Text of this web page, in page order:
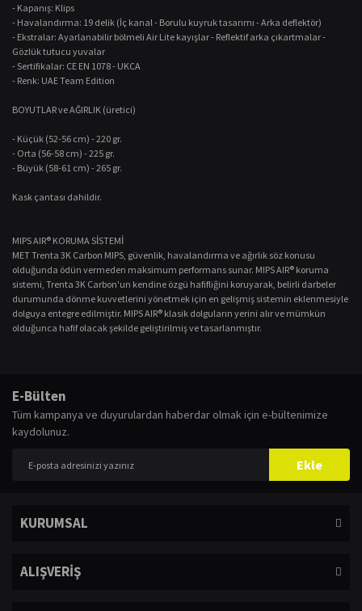
- Kapanış: Klips
- Havalandırma: 19 delik (İç kanal - Borulu kuyruk tasarımı - Arka deflektör)
- Ekstralar: Ayarlanabilir bölmeli Air Lite kayışlar - Reflektif arka çıkartmalar -
Gözlük tutucu yuvalar
- Sertifikalar: CE EN 1078 - UKCA
- Renk: UAE Team Edition
BOYUTLAR ve AĞIRLIK (üretici)
- Küçük (52-56 cm) - 220 gr.
- Orta (56-58 cm) - 225 gr.
- Büyük (58-61 cm) - 265 gr.
Kask çantası dahildir.
MIPS AIR® KORUMA SİSTEMİ
MET Trenta 3K Carbon MIPS, güvenlik, havalandırma ve ağırlık söz konusu
olduğunda ödün vermeden maksimum performans sunar. MIPS AIR® koruma
sistemi, Trenta 3K Carbon'un kendine özgü hafifliğini koruyarak, belirli darbeler
durumunda dönme kuvvetlerini yönetmek için en gelişmiş sistemin eklenmesiyle
dolguya entegre edilmiştir. MIPS AIR® klasik dolguların yerini alır ve mümkün
olduğunca hafif olacak şekilde geliştirilmiş ve tasarlanmıştır.
iletebilirsiniz.
Görüş ve önerileriniz için teşekkür ederiz.
Ürün fiyatı diğer sitelerden daha pahalı.
E-Bülten
Tüm kampanya ve duyurulardan haberdar olmak için e-bültenimize
kaydolunuz.
Ekle
KURUMSAL
ALIŞVERİŞ